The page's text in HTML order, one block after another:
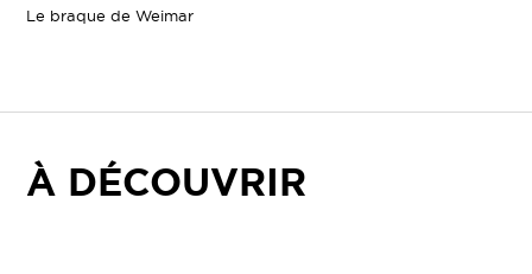
Le braque de Weimar
À DÉCOUVRIR